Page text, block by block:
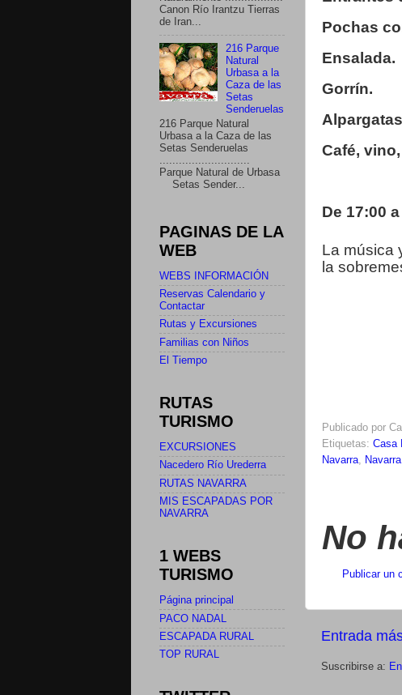
Pochas
Ensalada.
Gorrín.
Café,
De 17:00
La música
la
Publicado por
Etiquetas: Casa
Navarra,
No
Publicar un
Entrada
Suscribirse a:
Canon Río Irantzu Tierras
de Iran...
216 Parque
Natural
Urbasa a la
Caza de las
Setas
Senderuelas
216 Parque Natural
Urbasa a la Caza de las
Setas Senderuelas
Parque Natural de Urbasa
Setas Sender...
PAGINAS DE LA
WEB
WEBS INFORMACIÓN
Reservas Calendario y
Contactar
Rutas y Excursiones
Familias con Niños
El Tiempo
RUTAS
TURISMO
EXCURSIONES
Nacedero Río Urederra
RUTAS NAVARRA
MIS ESCAPADAS POR
NAVARRA
1 WEBS
TURISMO
Página principal
PACO NADAL
ESCAPADA RURAL
TOP RURAL